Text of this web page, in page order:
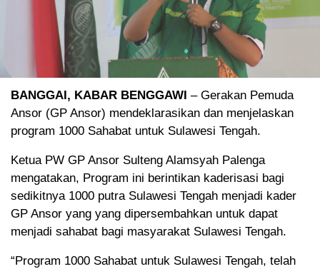
BANGGAI, KABAR BENGGAWI – Gerakan Pemuda
Ansor (GP Ansor) mendeklarasikan dan menjelaskan
program 1000 Sahabat untuk Sulawesi Tengah.
Ketua PW GP Ansor Sulteng Alamsyah Palenga
mengatakan, Program ini berintikan kaderisasi bagi
sedikitnya 1000 putra Sulawesi Tengah menjadi kader
GP Ansor yang yang dipersembahkan untuk dapat
menjadi sahabat bagi masyarakat Sulawesi Tengah.
“Program 1000 Sahabat untuk Sulawesi Tengah, telah